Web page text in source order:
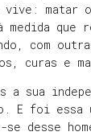
vive:
que
com
curas e
sua
E foi essa
desse